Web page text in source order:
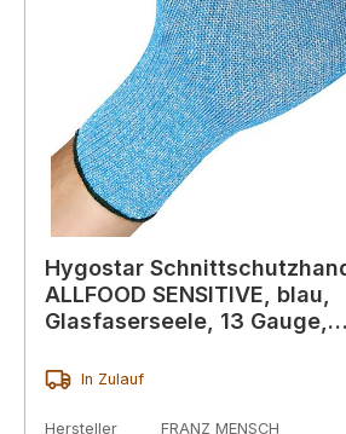
Hygostar
ALLFOOD SENSITIVE, blau,
Glasfaserseele, 13 Gauge,
In Zulauf
Hersteller
FRANZ MENSCH